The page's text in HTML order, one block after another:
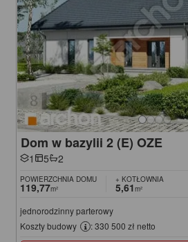
Dom w bazylii 2 (E) OZE
1 5 2
POWIERZCHNIA DOMU
119,77m²
+ KOTŁOWNIA
5,61m²
jednorodzinny parterowy
Koszty budowy
: 330 500 zł netto